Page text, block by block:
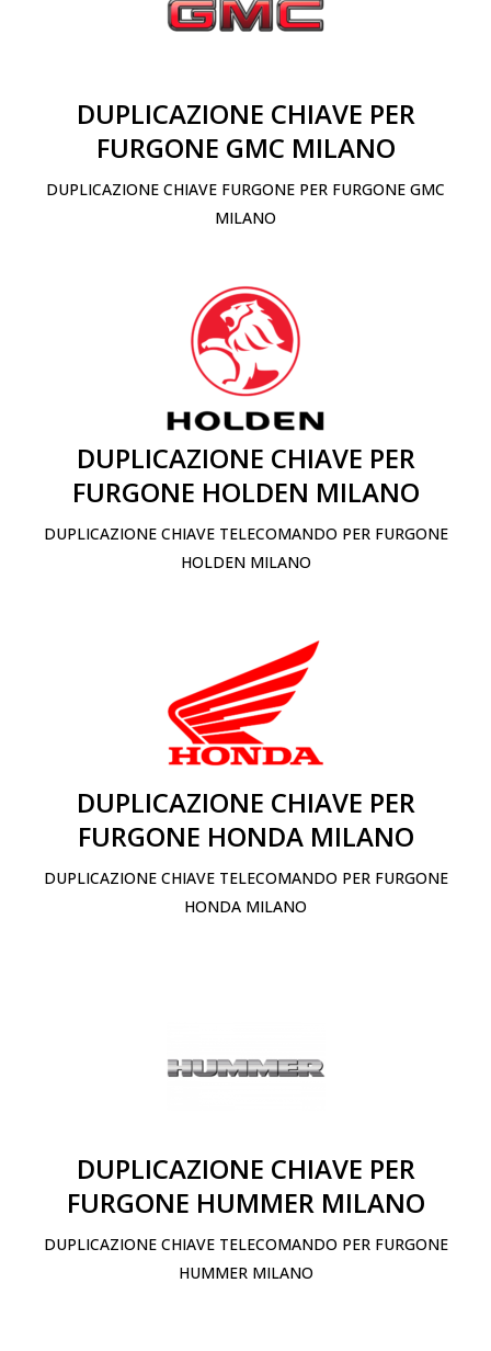
DUPLICAZIONE CHIAVE PER
FURGONE GMC MILANO
DUPLICAZIONE CHIAVE FURGONE PER FURGONE GMC
MILANO
DUPLICAZIONE CHIAVE PER
FURGONE HOLDEN MILANO
DUPLICAZIONE CHIAVE TELECOMANDO PER FURGONE
HOLDEN MILANO
DUPLICAZIONE CHIAVE PER
FURGONE HONDA MILANO
DUPLICAZIONE CHIAVE TELECOMANDO PER FURGONE
HONDA MILANO
DUPLICAZIONE CHIAVE PER
FURGONE HUMMER MILANO
DUPLICAZIONE CHIAVE TELECOMANDO PER FURGONE
HUMMER MILANO